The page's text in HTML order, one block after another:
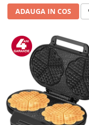
ADAUGA IN COS